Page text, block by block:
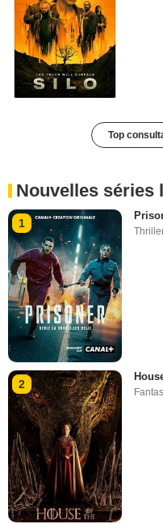
Top
Nouvelles séries
1
2